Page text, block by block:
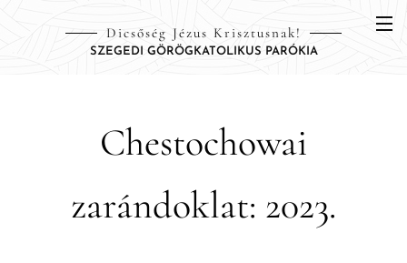
Dicsőség Jézus Krisztusnak!
SZEGEDI GÖRÖGKATOLIKUS PARÓKIA
Chestochowai
zarándoklat: 2023.